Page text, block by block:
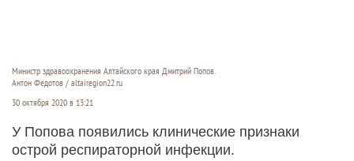
Министр здравоохранения Алтайского края Дмитрий Попов.
Антон Федотов / altairegion22.ru
30 октября 2020 в 13:21
У Попова появились клинические признаки
острой респираторной инфекции.